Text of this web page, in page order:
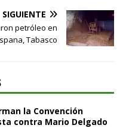
SIGUIENTE
petróleo en
Tabasco
la Convención
contra Mario Delgado